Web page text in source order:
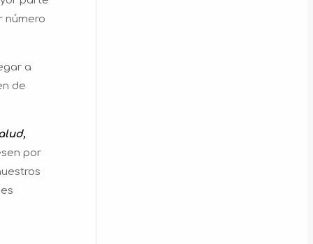
número
a
de
por